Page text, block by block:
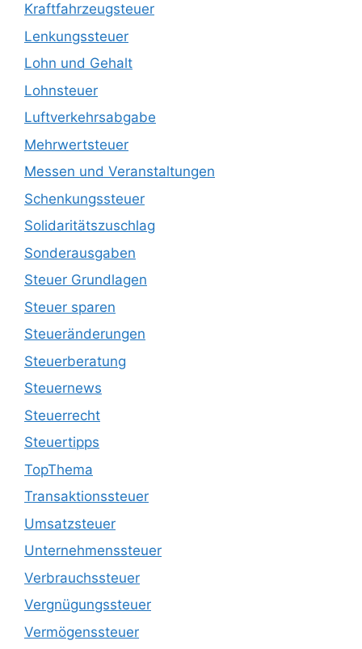
Kraftfahrzeugsteuer
Lenkungssteuer
Lohn und Gehalt
Lohnsteuer
Luftverkehrsabgabe
Mehrwertsteuer
Messen und Veranstaltungen
Schenkungssteuer
Solidaritätszuschlag
Sonderausgaben
Steuer Grundlagen
Steuer sparen
Steueränderungen
Steuerberatung
Steuernews
Steuerrecht
Steuertipps
TopThema
Transaktionssteuer
Umsatzsteuer
Unternehmenssteuer
Verbrauchssteuer
Vergnügungssteuer
Vermögenssteuer